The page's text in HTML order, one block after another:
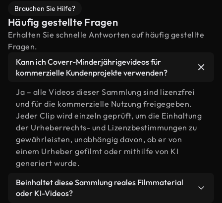
Brauchen Sie Hilfe?
Häufig gestellte Fragen
Erhalten Sie schnelle Antworten auf häufig gestellte
Fragen.
Kann ich Coverr-Minderjährigevideos für
kommerzielle Kundenprojekte verwenden?
Ja – alle Videos dieser Sammlung sind lizenzfrei
und für die kommerzielle Nutzung freigegeben.
Jeder Clip wird einzeln geprüft, um die Einhaltung
der Urheberrechts- und Lizenzbestimmungen zu
gewährleisten, unabhängig davon, ob er von
einem Urheber gefilmt oder mithilfe von KI
generiert wurde.
Beinhaltet diese Sammlung reales Filmmaterial
oder KI-Videos?